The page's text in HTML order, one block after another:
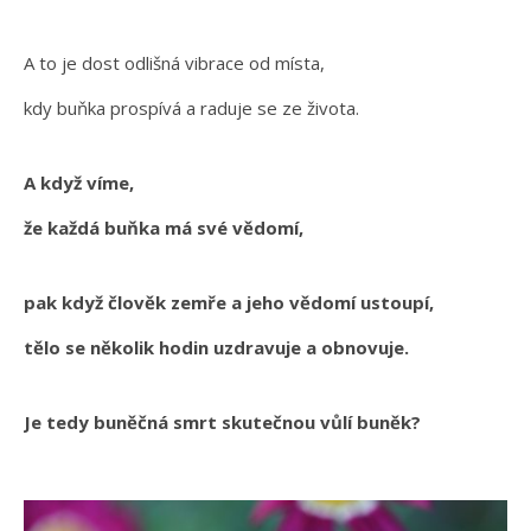
A to je dost odlišná vibrace od místa,
kdy buňka prospívá a raduje se ze života.
A když víme,
že každá buňka má své vědomí,
pak když člověk zemře a jeho vědomí ustoupí,
tělo se několik hodin uzdravuje a obnovuje.
Je tedy buněčná smrt skutečnou vůlí buněk?